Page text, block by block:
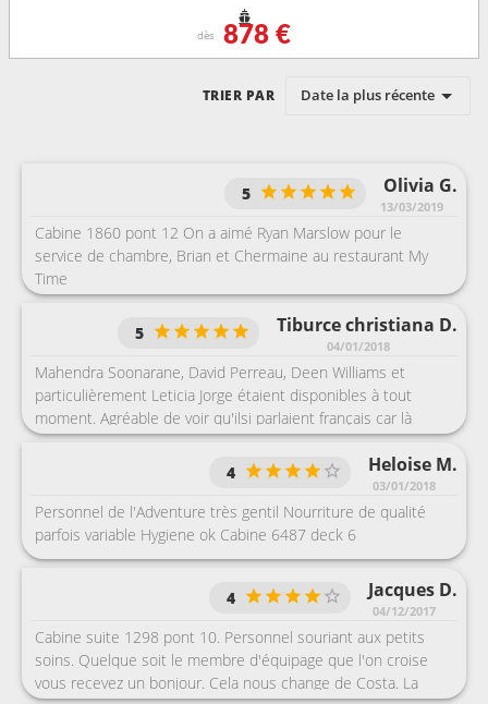
dès 878 €
TRIER PAR Date la plus récente
Olivia G.
13/03/2019
5
Cabine 1860 pont 12 On a aimé Ryan Marslow pour le
service de chambre, Brian et Chermaine au restaurant My
Time
Tiburce christiana D.
04/01/2018
5
Mahendra Soonarane, David Perreau, Deen Williams et
particulièrement Leticia Jorge étaient disponibles à tout
moment. Agréable de voir qu'ilsi parlaient français car là
population française voyage beaucoup aussi. Merci pour leur
professionnalisme. Mieux que les autres compagnies,Heloise M.
03/01/2018
4
Personnel de l'Adventure très gentil Nourriture de qualité
parfois variable Hygiene ok Cabine 6487 deck 6
Jacques D.
04/12/2017
4
Cabine suite 1298 pont 10. Personnel souriant aux petits
soins. Quelque soit le membre d'équipage que l'on croise
vous recevez un bonjour. Cela nous change de Costa. La